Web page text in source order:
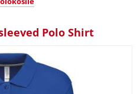
Polo Shirt